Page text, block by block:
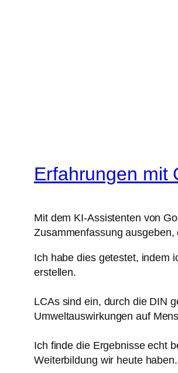
Erfahrungen mit
Mit dem KI-Assistenten von
Zusammenfassung
Ich habe dies getestet, indem
erstellen.
LCAs sind ein, durch die DIN
Umweltauswirkungen auf
Ich finde die Ergebnisse echt
Weiterbildung wir heute